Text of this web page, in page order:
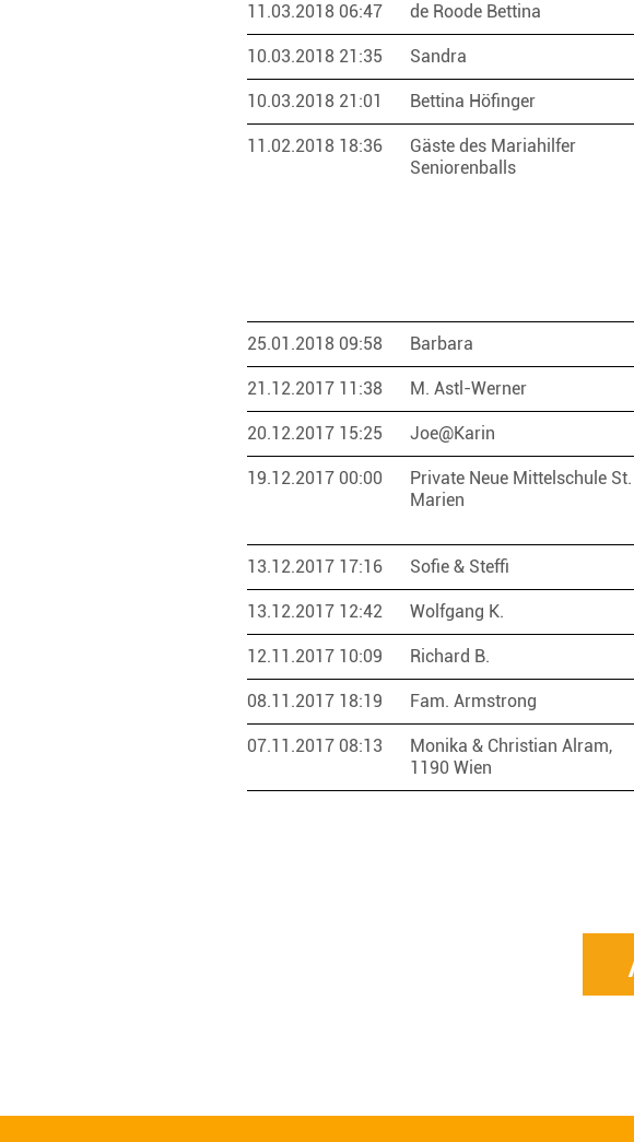
11.03.2018 06:47 de Roode Bettina
10.03.2018 21:35 Sandra
10.03.2018 21:01 Bettina Höfinger
11.02.2018 18:36
Gäste des Mariahilfer
Seniorenballs
25.01.2018 09:58 Barbara
21.12.2017 11:38 M. Astl-Werner
20.12.2017 15:25 Joe@Karin
19.12.2017 00:00
Private Neue Mittelschule St.
Marien
13.12.2017 17:16 Sofie & Steffi
13.12.2017 12:42 Wolfgang K.
12.11.2017 10:09 Richard B.
08.11.2017 18:19 Fam. Armstrong
07.11.2017 08:13
Monika & Christian Alram,
1190 Wien